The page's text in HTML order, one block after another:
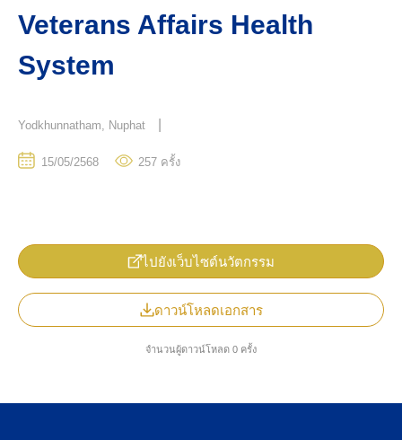
ไปยังเว็บไซต์นวัตกรรม
ดาวน์โหลดเอกสาร
จำนวนผู้ดาวน์โหลด 0 ครั้ง
Veterans Affairs Health
System
Yodkhunnatham, Nuphat
15/05/2568 257 ครั้ง